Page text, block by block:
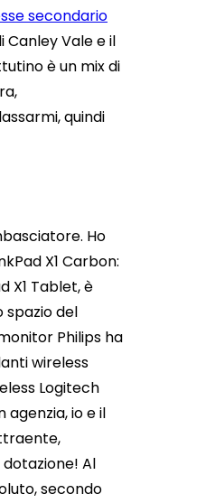
secondario
Vale e il
è un mix di
quindi
Ho
X1 Carbon:
X1 Tablet, è
spazio del
Philips ha
wireless
Logitech
agenzia, io e il
Al
secondo